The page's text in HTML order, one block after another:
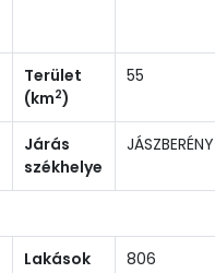
Terület
(km2)
55
Járás
székhelye
JÁSZBERÉNY
Lakások
806